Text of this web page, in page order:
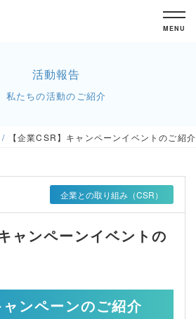
MENU
活動報告
私たちの活動のご紹介
【企業CSR】キャンペーンイベントのご紹
企業との取り組み（CSR）
ャンペーンイベントの
ンペーンのご紹介